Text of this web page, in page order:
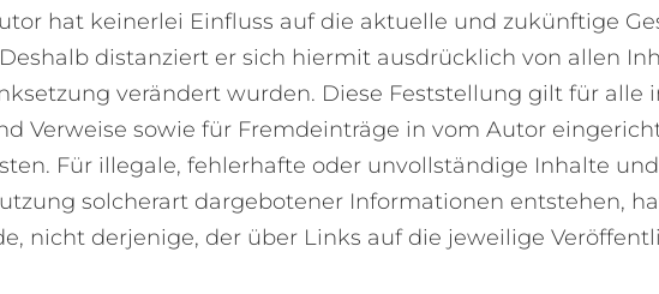
hat keinerlei Einfluss auf die aktuelle und zukünftige
distanziert er sich hiermit ausdrücklich von allen
verändert wurden. Diese Feststellung gilt für alle
Verweise sowie für Fremdeinträge in vom Autor
Für illegale, fehlerhafte oder unvollständige Inhalte
solcherart dargebotener Informationen entstehen,
nicht derjenige, der über Links auf die jeweilige